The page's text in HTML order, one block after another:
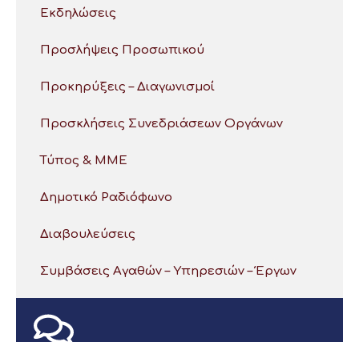
Εκδηλώσεις
Προσλήψεις Προσωπικού
Προκηρύξεις – Διαγωνισμοί
Προσκλήσεις Συνεδριάσεων Οργάνων
Τύπος & ΜΜΕ
Δημοτικό Ραδιόφωνο
Διαβουλεύσεις
Συμβάσεις Αγαθών – Υπηρεσιών – Έργων